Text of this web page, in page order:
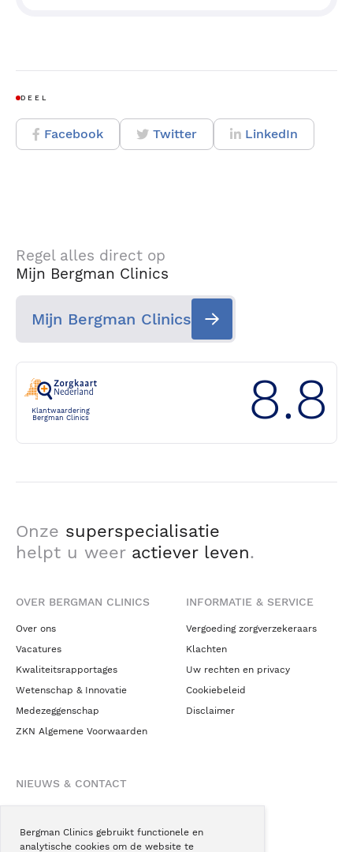
Bergman Clinics gebruikt functionele en
analytische cookies om de website te
DEEL
Facebook Twitter LinkedIn
Regel alles direct op
Mijn Bergman Clinics
Mijn Bergman Clinics
Klantwaardering
Bergman Clinics
8.8
Onze superspecialisatie
helpt u weer actiever leven.
OVER BERGMAN CLINICS
Over ons
Vacatures
Kwaliteitsrapportages
Wetenschap & Innovatie
Medezeggenschap
ZKN Algemene Voorwaarden
INFORMATIE & SERVICE
Vergoeding zorgverzekeraars
Klachten
Uw rechten en privacy
Cookiebeleid
Disclaimer
NIEUWS & CONTACT
Blogs